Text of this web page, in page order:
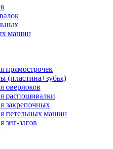
машин
прямострочек
(пластина+зубья)
оверлоков
распошивалки
закрепочных
петельных машин
загов